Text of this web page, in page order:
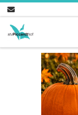
Ga naar inhoud